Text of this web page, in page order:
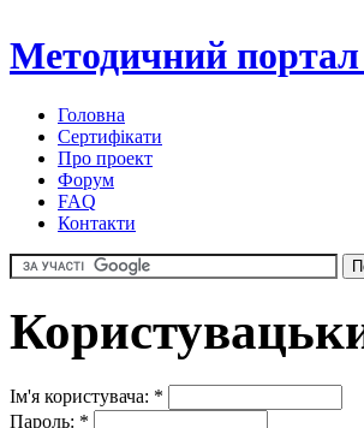
Методичний портал
Головна
Сертифікати
Про проект
Форум
FAQ
Контакти
Ім'я користувача: *
Пароль: *